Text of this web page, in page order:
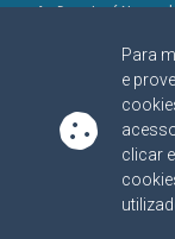
Para
e
clicar
Av. Des. José Nunes
Campo Grande/MS
CEP: 79031-310
SIGA
Linked InYoutube
X